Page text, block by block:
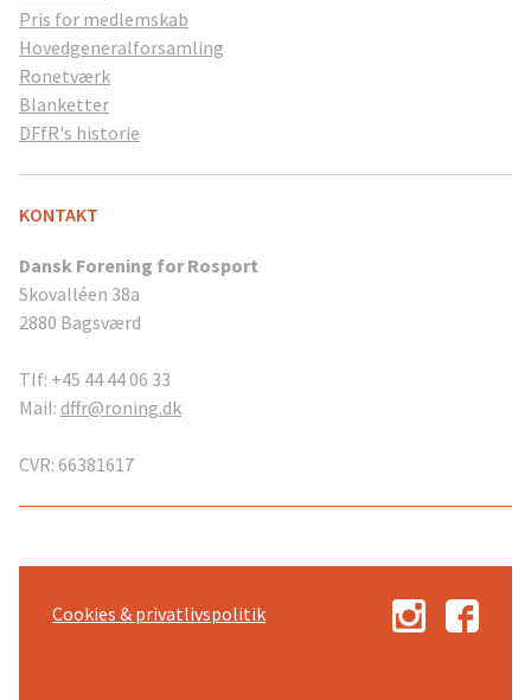
Pris for medlemskab
Hovedgeneralforsamling
Ronetværk
Blanketter
DFfR's historie
KONTAKT
Dansk Forening for Rosport
Skovalléen 38a
2880 Bagsværd
Tlf: +45 44 44 06 33
Mail: dffr@roning.dk
CVR: 66381617
Cookies & privatlivspolitik